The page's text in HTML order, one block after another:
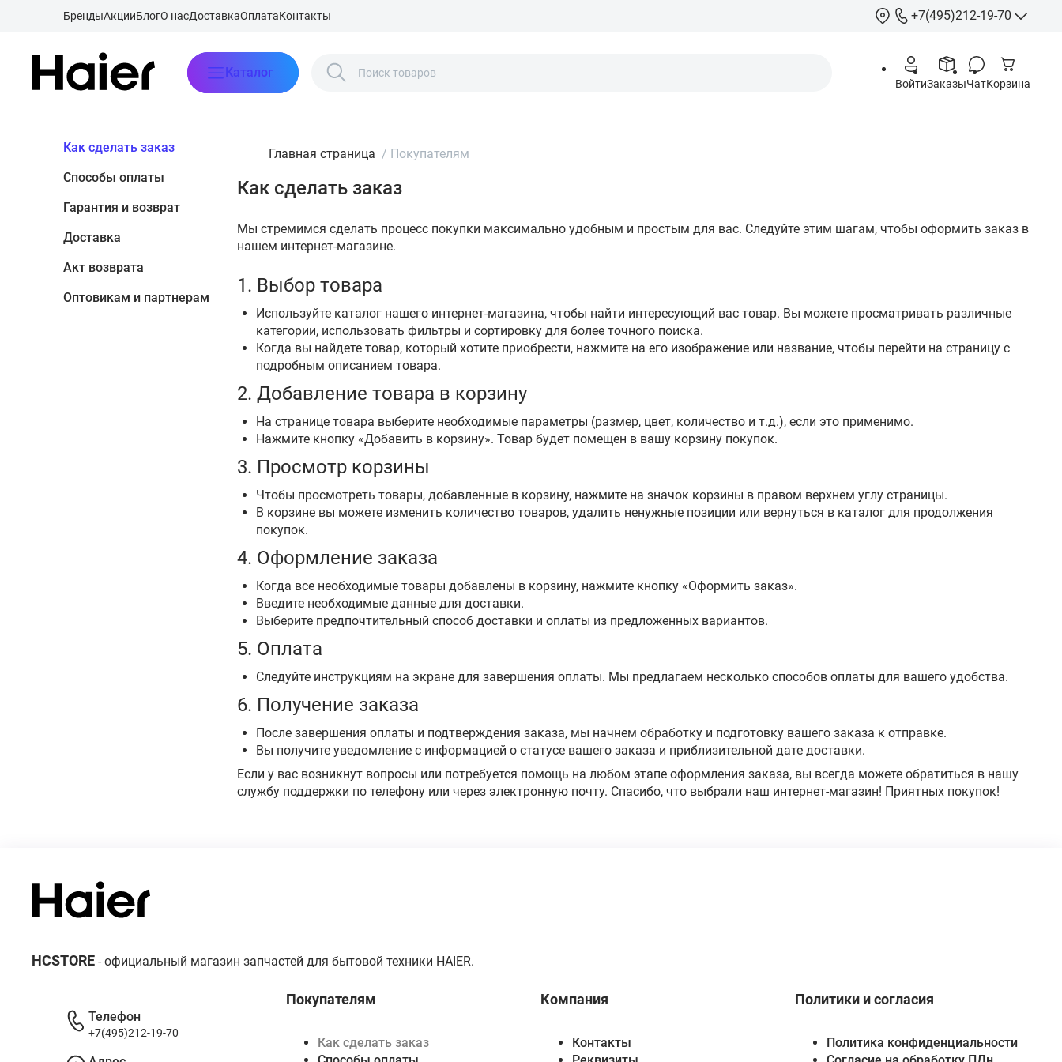
БрендыАкцииБлогО насДоставкаОплатаКонтакты +7(495)212-19-70
info@hcstore.ru
шоссе 130, корп.
Каталог
ВойтиЗаказыЧатКорзина
Как сделать заказ
Способы оплаты
Гарантия и возврат
Доставка
Акт возврата
Оптовикам и партнерам
Главная страница / Покупателям
Как сделать заказ
Мы стремимся сделать процесс покупки максимально удобным и простым для вас. Следуйте этим шагам, чтобы оформить заказ в
нашем интернет-магазине.
1. Выбор товара
Используйте каталог нашего интернет-магазина, чтобы найти интересующий вас товар. Вы можете просматривать различные
категории, использовать фильтры и сортировку для более точного поиска.
Когда вы найдете товар, который хотите приобрести, нажмите на его изображение или название, чтобы перейти на страницу с
подробным описанием товара.
2. Добавление товара в корзину
На странице товара выберите необходимые параметры (размер, цвет, количество и т.д.), если это применимо.
Нажмите кнопку «Добавить в корзину». Товар будет помещен в вашу корзину покупок.
3. Просмотр корзины
Чтобы просмотреть товары, добавленные в корзину, нажмите на значок корзины в правом верхнем углу страницы.
В корзине вы можете изменить количество товаров, удалить ненужные позиции или вернуться в каталог для продолжения
покупок.
4. Оформление заказа
Когда все необходимые товары добавлены в корзину, нажмите кнопку «Оформить заказ».
Введите необходимые данные для доставки.
Выберите предпочтительный способ доставки и оплаты из предложенных вариантов.
5. Оплата
Следуйте инструкциям на экране для завершения оплаты. Мы предлагаем несколько способов оплаты для вашего удобства.
6. Получение заказа
После завершения оплаты и подтверждения заказа, мы начнем обработку и подготовку вашего заказа к отправке.
Вы получите уведомление с информацией о статусе вашего заказа и приблизительной дате доставки.
Если у вас возникнут вопросы или потребуется помощь на любом этапе оформления заказа, вы всегда можете обратиться в нашу
службу поддержки по телефону или через электронную почту. Спасибо, что выбрали наш интернет-магазин! Приятных покупок!
HCSTORE - официальный магазин запчастей для бытовой техники HAIER.
Покупателям
Как сделать заказ
Компания
Контакты
Политики и согласия
Политика конфиденциальности
Телефон
+7(495)212-19-70